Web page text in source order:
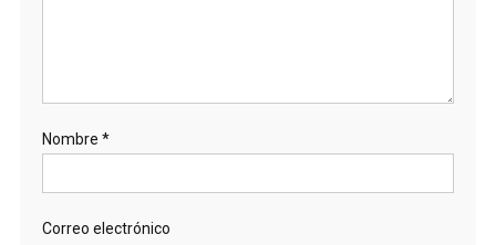
Nombre *
Correo electrónico